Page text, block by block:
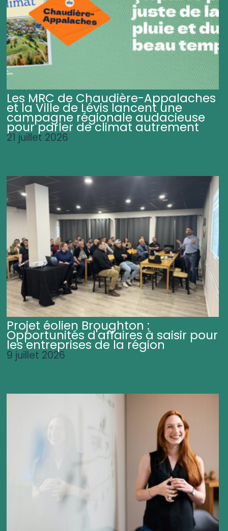
Les MRC de Chaudière-Appalaches
et la Ville de Lévis lancent une
campagne régionale audacieuse
pour parler de climat autrement
21 juillet 2026
Projet éolien Broughton :
Opportunités d'affaires à saisir pour
les entreprises de la région
9 juillet 2026